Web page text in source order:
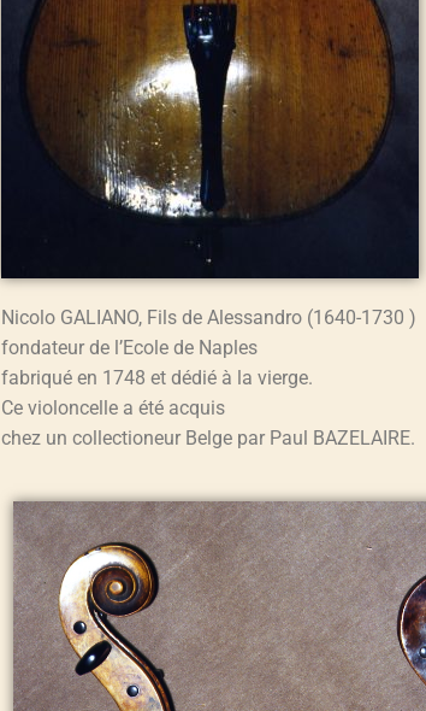
Nicolo GALIANO, Fils de Alessandro (1640-1730 )
fondateur de l’Ecole de Naples
fabriqué en 1748 et dédié à la vierge.
Ce violoncelle a été acquis
chez un collectioneur Belge par Paul BAZELAIRE.